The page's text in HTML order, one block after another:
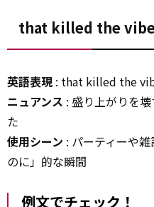
that killed the vibe
英語表現 : that killed the
ニュアンス : 盛り上がりを
た
使用シーン : パーティーや
のに」的な瞬間
例文でチェック！